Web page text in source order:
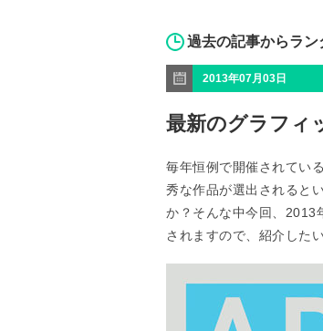
過去の記事からラン
2013年07月03日
最新のグラフィ
毎年恒例で開催されてい
秀な作品が選出されると
か？そんな中今回、2013
されますので、紹介した